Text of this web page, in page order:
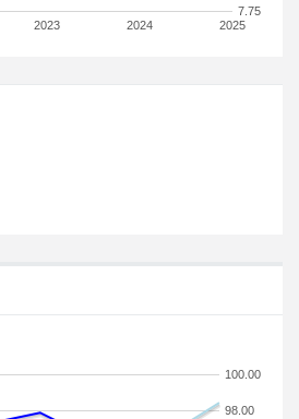
2023 2024 2025
7.75
98.00
100.00